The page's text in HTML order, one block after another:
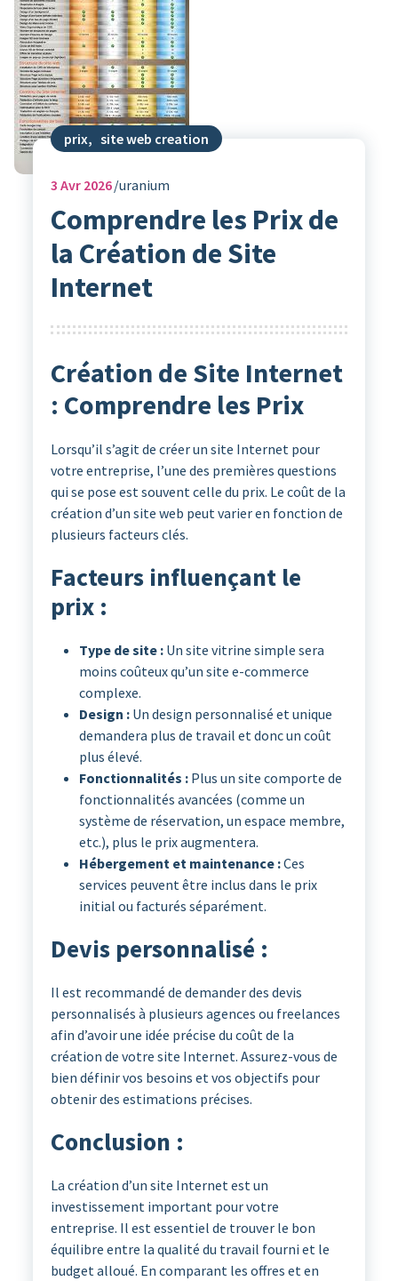
prix, site web creation
3 Avr 2026 uranium
Comprendre les Prix de
la Création de Site
Internet
Création de Site Internet
: Comprendre les Prix
Lorsqu’il s’agit de créer un site Internet pour
votre entreprise, l’une des premières questions
qui se pose est souvent celle du prix. Le coût de la
création d’un site web peut varier en fonction de
plusieurs facteurs clés.
Facteurs influençant le
prix :
Type de site :Un site vitrine simple sera
moins coûteux qu’un site e-commerce
complexe.
Design :Un design personnalisé et unique
demandera plus de travail et donc un coût
plus élevé.
Fonctionnalités :Plus un site comporte de
fonctionnalités avancées (comme un
système de réservation, un espace membre,
etc.), plus le prix augmentera.
Hébergement et maintenance :Ces
services peuvent être inclus dans le prix
initial ou facturés séparément.
Devis personnalisé :
Il est recommandé de demander des devis
personnalisés à plusieurs agences ou freelances
afin d’avoir une idée précise du coût de la
création de votre site Internet. Assurez-vous de
bien définir vos besoins et vos objectifs pour
obtenir des estimations précises.
Conclusion :
La création d’un site Internet est un
investissement important pour votre
entreprise. Il est essentiel de trouver le bon
équilibre entre la qualité du travail fourni et le
budget alloué. En comparant les offres et en